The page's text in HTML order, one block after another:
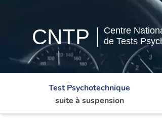
Test Psychotechnique
suite à suspension